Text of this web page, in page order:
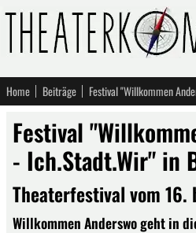
Home Beiträge
Festival
- Ich.Stadt.Wir" in
Theaterfestival vom 16.
Willkommen Anderswo geht in